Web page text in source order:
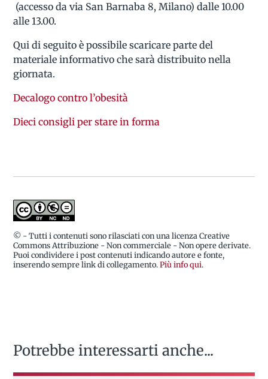
(accesso da via San Barnaba 8, Milano) dalle 10.00
alle 13.00.
Qui di seguito è possibile scaricare parte del
materiale informativo che sarà distribuito nella
giornata.
Decalogo contro l’obesità
Dieci consigli per stare in forma
© - Tutti i contenuti sono rilasciati con una licenza Creative
Commons Attribuzione - Non commerciale - Non opere derivate.
Puoi condividere i post contenuti indicando autore e fonte,
inserendo sempre link di collegamento.Più info qui.
Potrebbe interessarti anche...